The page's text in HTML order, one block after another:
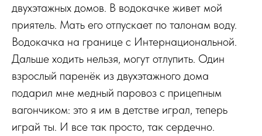
двухэтажных домов. В водокачке живет мой
приятель. Мать его отпускает по талонам воду.
Водокачка на границе с Интернациональной.
Дальше ходить нельзя, могут отлупить. Один
взрослый паренёк из двухэтажного дома
подарил мне медный паровоз с прицепным
вагончиком: это я им в детстве играл, теперь
играй ты. И все так просто, так сердечно.